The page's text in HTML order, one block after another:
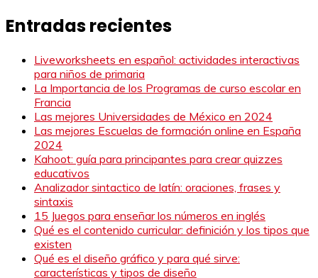
Entradas recientes
Liveworksheets en español: actividades interactivas
para niños de primaria
La Importancia de los Programas de curso escolar en
Francia
Las mejores Universidades de México en 2024
Las mejores Escuelas de formación online en España
2024
Kahoot: guía para principantes para crear quizzes
educativos
Analizador sintactico de latín: oraciones, frases y
sintaxis
15 Juegos para enseñar los números en inglés
Qué es el contenido curricular: definición y los tipos que
existen
Qué es el diseño gráfico y para qué sirve:
características y tipos de diseño